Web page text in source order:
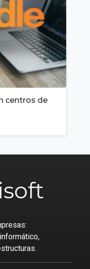
centros de